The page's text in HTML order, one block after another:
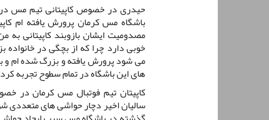
حیدری در خصوص کاپیتانی تیم مس
باشگاه مس کرمان پرورش یافته ام
مصدومیت ایشان بازوبند کاپیتانی
خوبی دارد چرا که از بچگی در
می شود پرورش یافته و بزرگ شده ام و
های این باشگاه در تمام سطوح تجربه
کاپیتان تیم فوتبال مس کرمان
سالیان اخیر دچار حواشی های متعددی